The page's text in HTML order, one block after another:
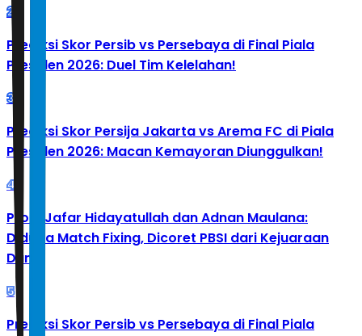
2
Prediksi Skor Persib vs Persebaya di Final Piala
Presiden 2026: Duel Tim Kelelahan!
3
Prediksi Skor Persija Jakarta vs Arema FC di Piala
Presiden 2026: Macan Kemayoran Diunggulkan!
4
Profil Jafar Hidayatullah dan Adnan Maulana:
Diduga Match Fixing, Dicoret PBSI dari Kejuaraan
Dunia
5
Prediksi Skor Persib vs Persebaya di Final Piala